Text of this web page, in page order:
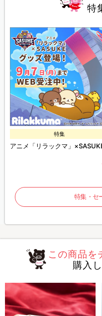
特
特集
アニメ「リラックマ」
特集・セ
この商品を
購入